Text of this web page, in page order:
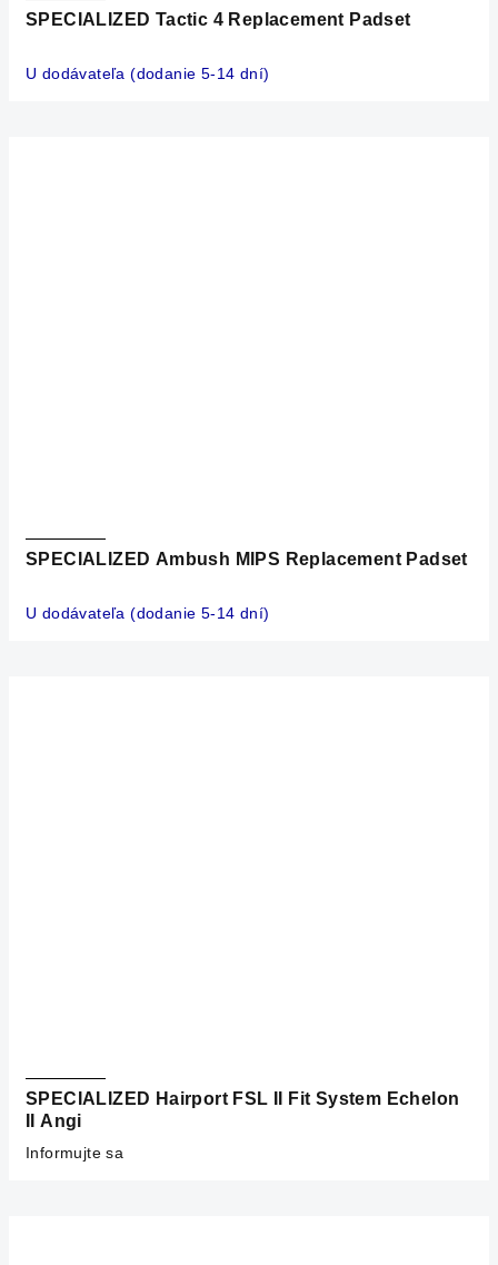
SPECIALIZED Tactic 4 Replacement Padset
U dodávateľa (dodanie 5-14 dní)
SPECIALIZED Ambush MIPS Replacement Padset
U dodávateľa (dodanie 5-14 dní)
SPECIALIZED Hairport FSL II Fit System Echelon
II Angi
Informujte sa